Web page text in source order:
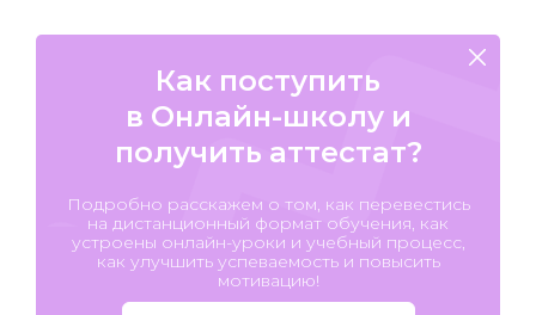
Как поступить
в Онлайн-школу и
получить аттестат?
Подробно расскажем о том, как перевестись
на дистанционный формат обучения, как
устроены онлайн-уроки и учебный процесс,
как улучшить успеваемость и повысить
мотивацию!